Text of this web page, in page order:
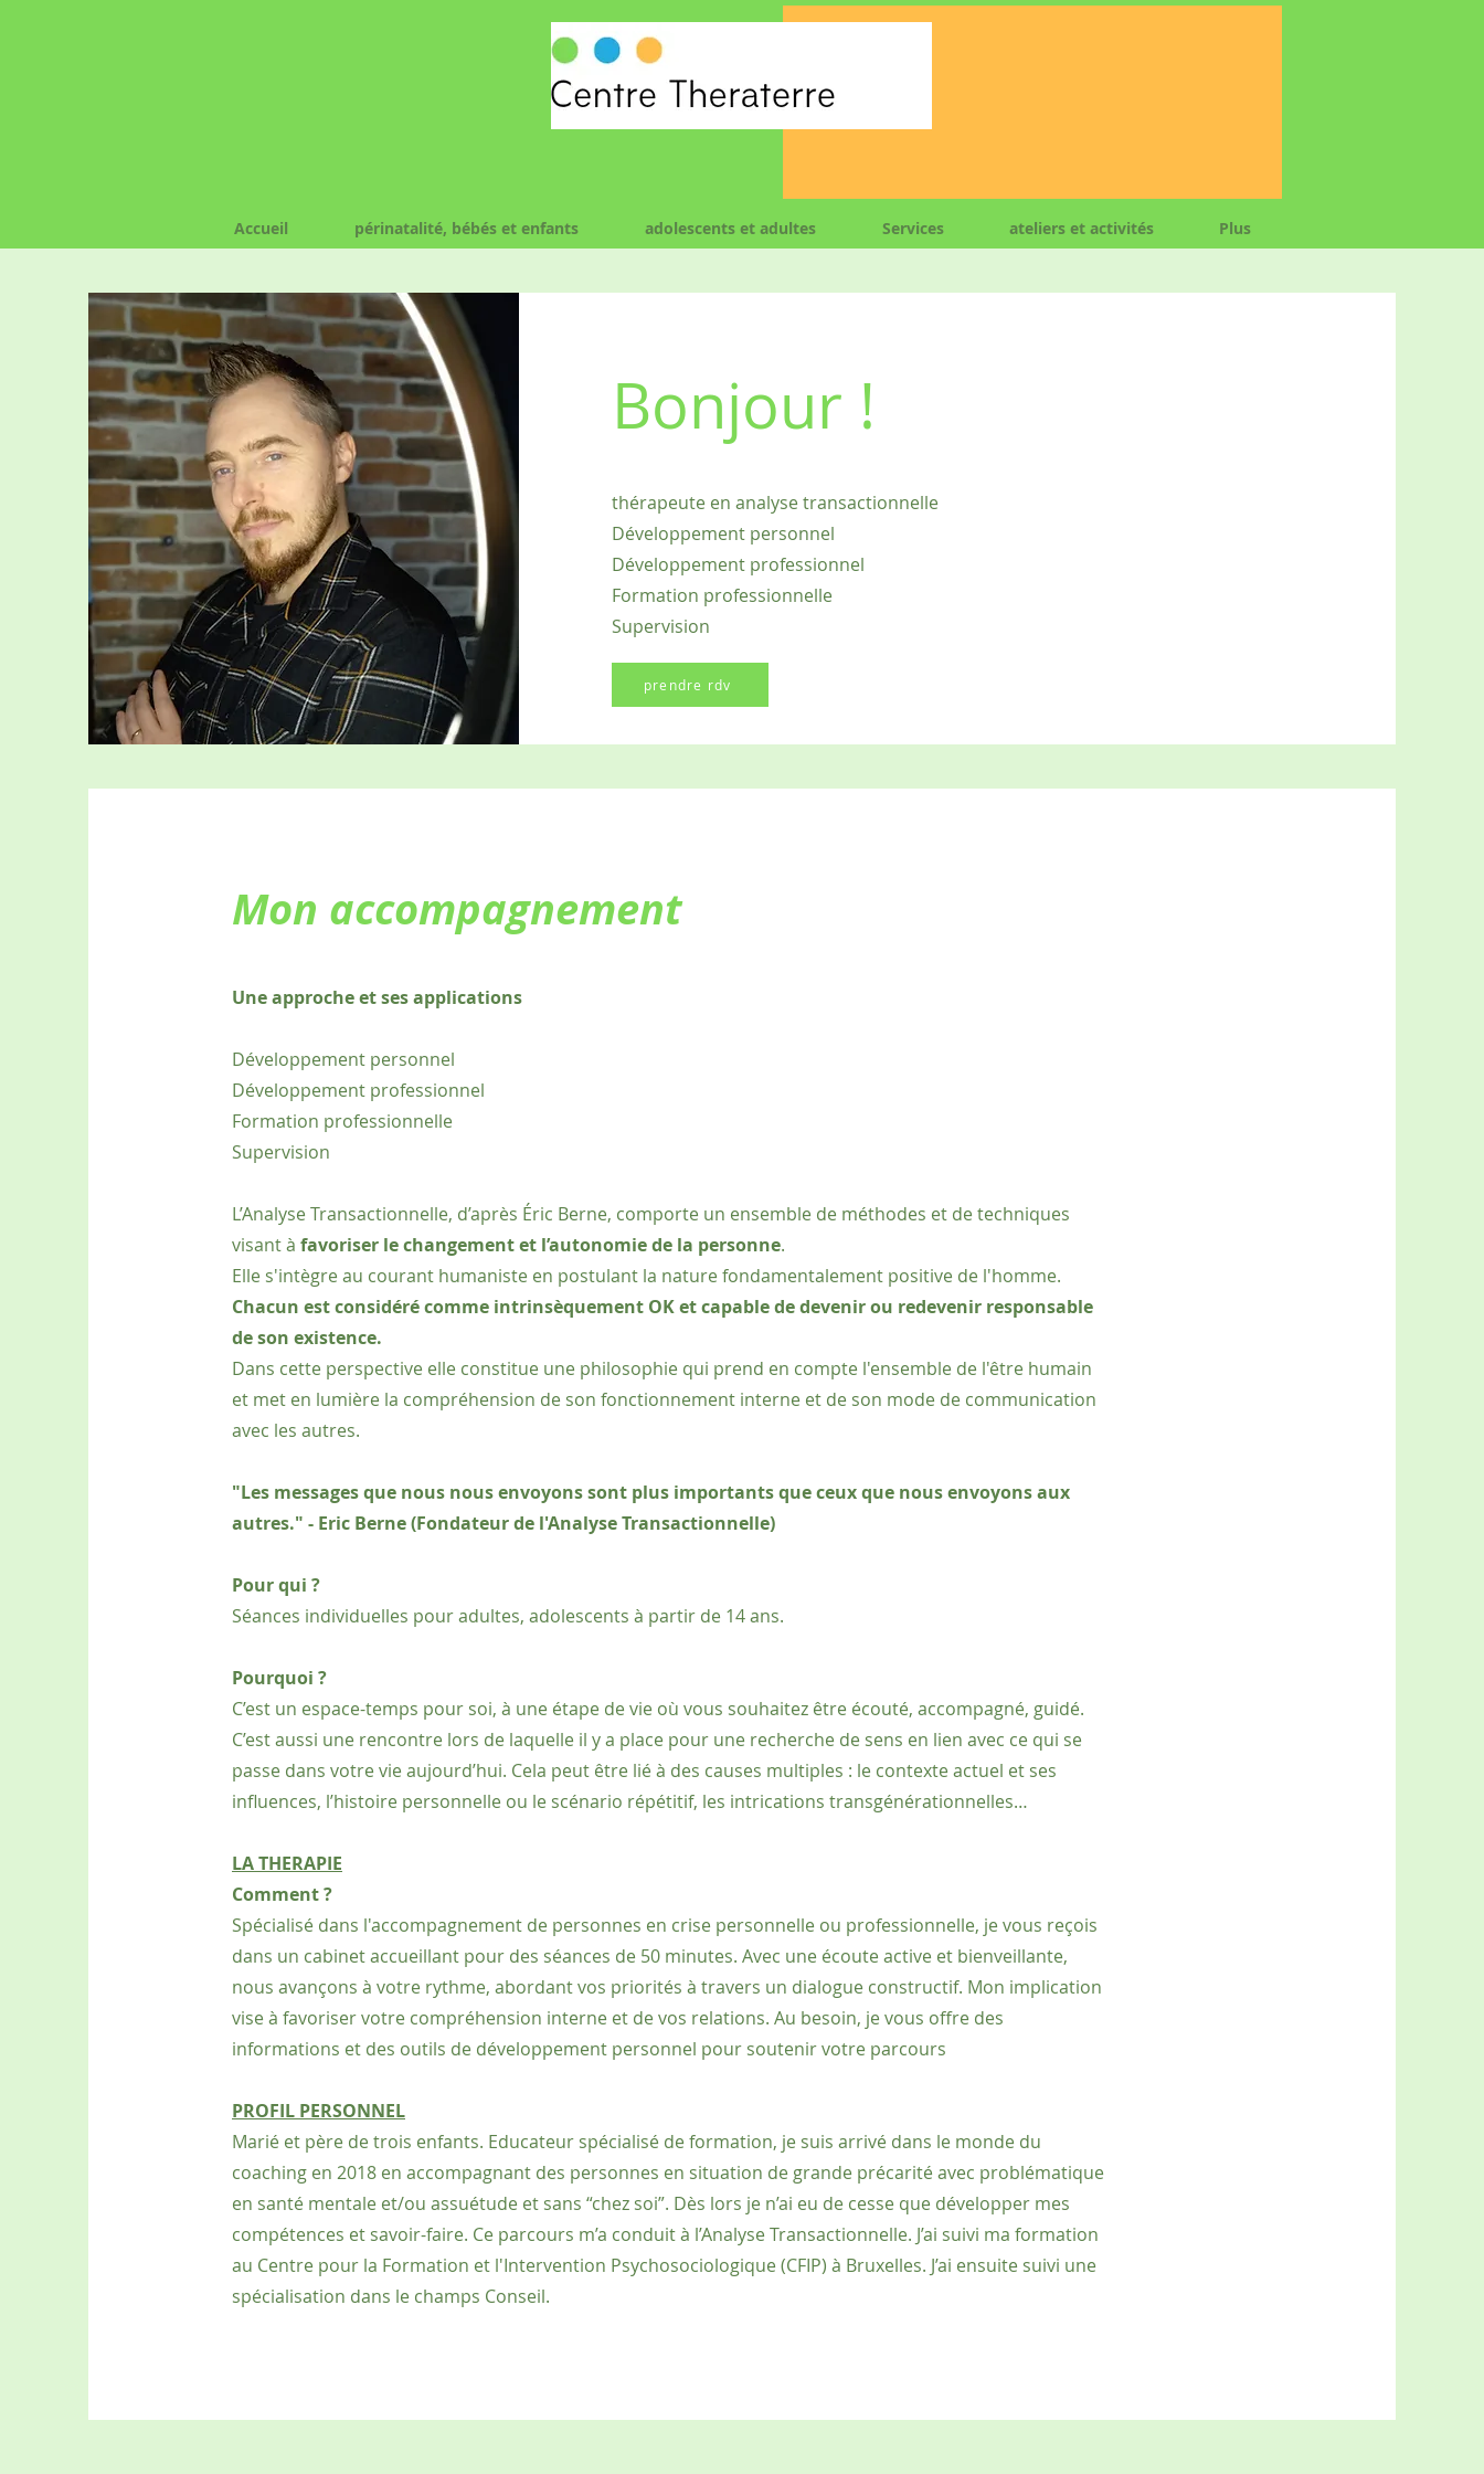
Accueil périnatalité, bébés et enfants adolescents et adultes Services ateliers et activités Plus
Bonjour !
thérapeute en analyse transactionnelle
Développement personnel
Développement professionnel
Formation professionnelle
Supervision
prendre rdv
Mon accompagnement
Une approche et ses applications
Développement personnel
Développement professionnel
Formation professionnelle
Supervision
L’Analyse Transactionnelle, d’après Éric Berne, comporte un ensemble de méthodes et de techniques
visant à favoriser le changement et l’autonomie de la personne.
Elle s'intègre au courant humaniste en postulant la nature fondamentalement positive de l'homme.
Chacun est considéré comme intrinsèquement OK et capable de devenir ou redevenir responsable
de son existence.
Dans cette perspective elle constitue une philosophie qui prend en compte l'ensemble de l'être humain
et met en lumière la compréhension de son fonctionnement interne et de son mode de communication
avec les autres.
"Les messages que nous nous envoyons sont plus importants que ceux que nous envoyons aux
autres." - Eric Berne (Fondateur de l'Analyse Transactionnelle)
Pour qui ?
Séances individuelles pour adultes, adolescents à partir de 14 ans.
Pourquoi ?
C’est un espace-temps pour soi, à une étape de vie où vous souhaitez être écouté, accompagné, guidé.
C’est aussi une rencontre lors de laquelle il y a place pour une recherche de sens en lien avec ce qui se
passe dans votre vie aujourd’hui. Cela peut être lié à des causes multiples : le contexte actuel et ses
influences, l’histoire personnelle ou le scénario répétitif, les intrications transgénérationnelles…
LA THERAPIE
Comment ?
Spécialisé dans l'accompagnement de personnes en crise personnelle ou professionnelle, je vous reçois
dans un cabinet accueillant pour des séances de 50 minutes. Avec une écoute active et bienveillante,
nous avançons à votre rythme, abordant vos priorités à travers un dialogue constructif. Mon implication
vise à favoriser votre compréhension interne et de vos relations. Au besoin, je vous offre des
informations et des outils de développement personnel pour soutenir votre parcours
PROFIL PERSONNEL
Marié et père de trois enfants. Educateur spécialisé de formation, je suis arrivé dans le monde du
coaching en 2018 en accompagnant des personnes en situation de grande précarité avec problématique
en santé mentale et/ou assuétude et sans “chez soi”. Dès lors je n’ai eu de cesse que développer mes
compétences et savoir-faire. Ce parcours m’a conduit à l’Analyse Transactionnelle. J’ai suivi ma formation
au Centre pour la Formation et l'Intervention Psychosociologique (CFIP) à Bruxelles. J’ai ensuite suivi une
spécialisation dans le champs Conseil.